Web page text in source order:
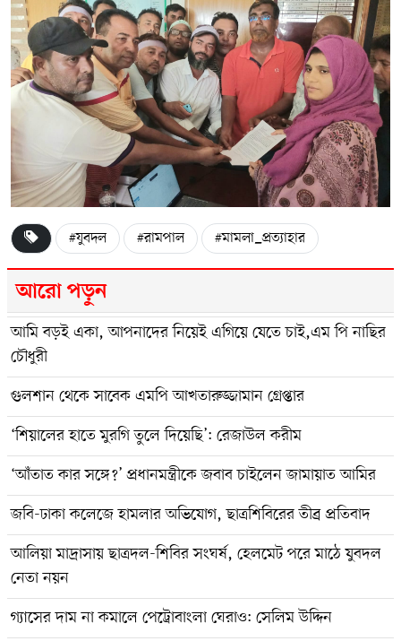
#যুবদল #রামপাল #মামলা_প্রত্যাহার
আরো পড়ুন
আমি বড়ই একা, আপনাদের নিয়েই এগিয়ে যেতে চাই,এম পি নাছির
চৌধুরী
গুলশান থেকে সাবেক এমপি আখতারুজ্জামান গ্রেপ্তার
‘শিয়ালের হাতে মুরগি তুলে দিয়েছি’: রেজাউল করীম
‘আঁতাত কার সঙ্গে?’ প্রধানমন্ত্রীকে জবাব চাইলেন জামায়াত আমির
জবি-ঢাকা কলেজে হামলার অভিযোগ, ছাত্রশিবিরের তীব্র প্রতিবাদ
আলিয়া মাদ্রাসায় ছাত্রদল-শিবির সংঘর্ষ, হেলমেট পরে মাঠে যুবদল
নেতা নয়ন
গ্যাসের দাম না কমালে পেট্রোবাংলা ঘেরাও: সেলিম উদ্দিন